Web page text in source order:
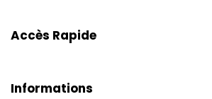
Accès Rapide
Informations